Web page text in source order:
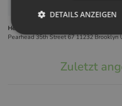
Hersteller gemäß GPSR
Pearhead 35th Street 67 11232 Brooklyn
Zuletzt
DETAILS ANZEIGEN